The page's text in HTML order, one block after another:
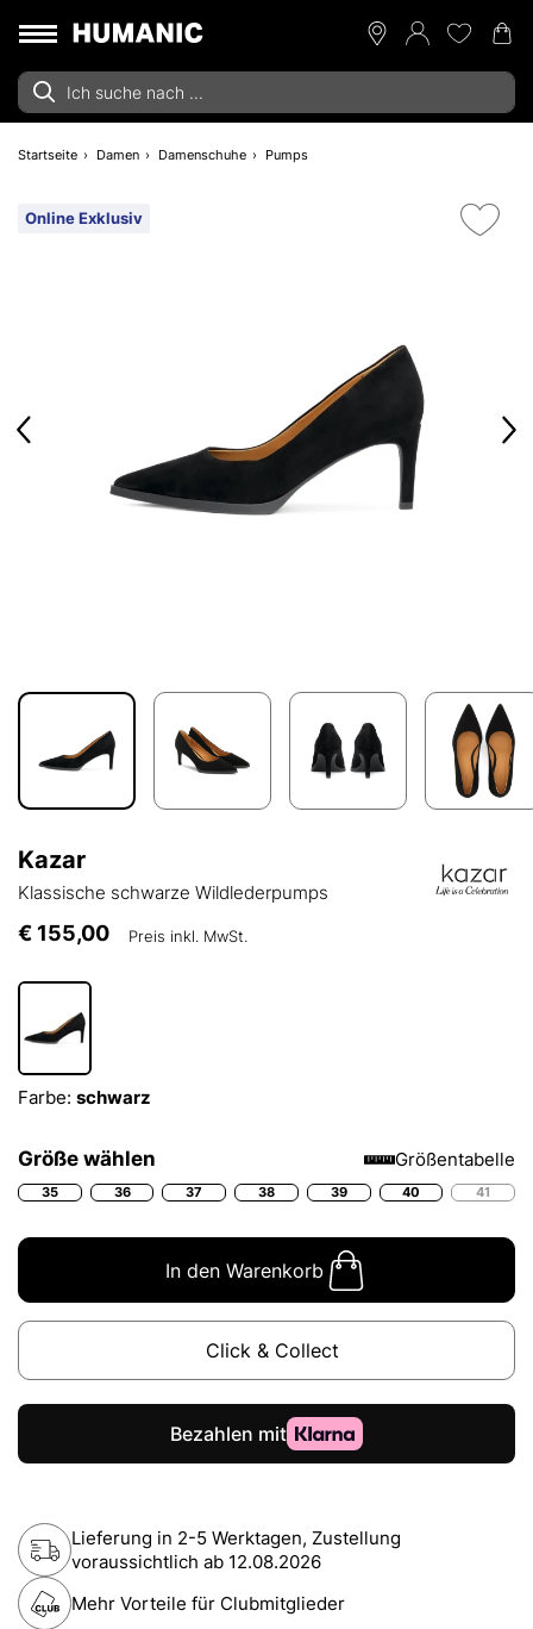
Startseite Damen Damenschuhe Pumps
Online Exklusiv
Kazar
Klassische schwarze Wildlederpumps
€ 155,00 Preis inkl. MwSt.
Farbe: schwarz
Größe wählen Größentabelle
35 36 37 38 39 40 41
In den Warenkorb
Click & Collect
Lieferung in 2-5 Werktagen, Zustellung
voraussichtlich ab 12.08.2026
Mehr Vorteile für Clubmitglieder